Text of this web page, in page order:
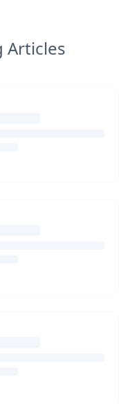
Articles